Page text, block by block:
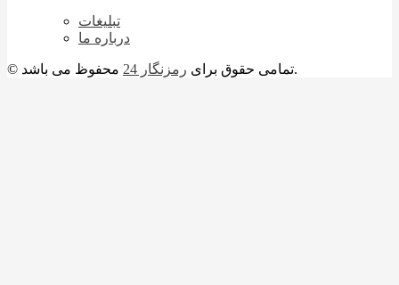
تبلیغات
درباره ما
© تمامی حقوق برای رمزنگار 24 محفوظ می باشد.